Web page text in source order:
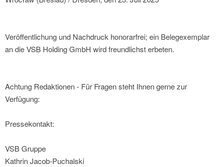
Veröffentlichung und Nachdruck honorarfrei; ein Belegexemplar
an die VSB Holding GmbH wird freundlichst erbeten.
Achtung Redaktionen - Für Fragen steht Ihnen gerne zur
Verfügung:
Pressekontakt:
VSB Gruppe
Kathrin Jacob-Puchalski